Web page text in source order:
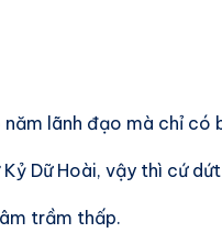
lãnh đạo mà chỉ có
Dữ Hoài, vậy thì cứ
trầm thấp.